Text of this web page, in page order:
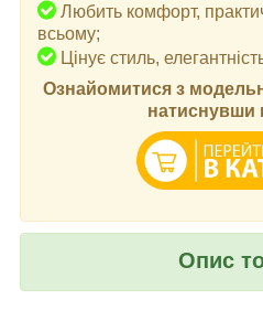
Любить комфорт,
всьому;
Цінує стиль,
Ознайомитися з
натиснувши
Опис